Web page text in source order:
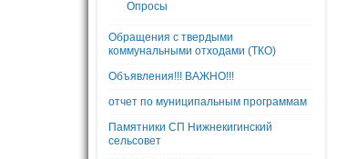
Опросы
Обращения с твердыми
коммунальными отходами (ТКО)
Объявления!!! ВАЖНО!!!
отчет по муниципальным программам
Памятники СП Нижнекигинский
сельсовет